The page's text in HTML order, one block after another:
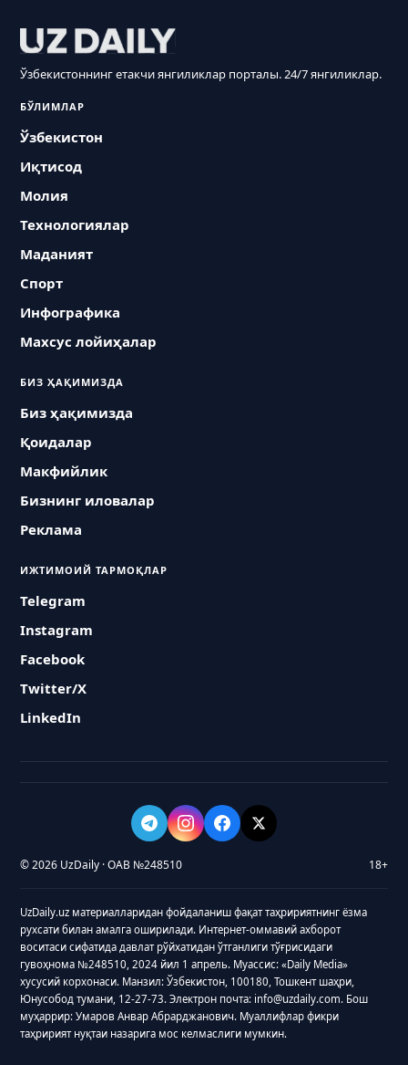
Ўзбекистоннинг етакчи янгиликлар порталы. 24/7 янгиликлар.
БЎЛИМЛАР
Ўзбекистон
Иқтисод
Молия
Технологиялар
Маданият
Спорт
Инфографика
Махсус лойиҳалар
БИЗ ҲАҚИМИЗДА
Биз ҳақимизда
Қоидалар
Макфийлик
Бизнинг иловалар
Реклама
ИЖТИМОИЙ ТАРМОҚЛАР
Telegram
Instagram
Facebook
Twitter/X
LinkedIn
© 2026 UzDaily · ОАВ №248510 18+
UzDaily.uz материалларидан фойдаланиш фақат таҳририятнинг ёзма
рухсати билан амалга оширилади. Интернет-оммавий ахборот
воситаси сифатида давлат рўйхатидан ўтганлиги тўғрисидаги
гувоҳнома №248510, 2024 йил 1 апрель. Муассис: «Daily Media»
хусусий корхонаси. Манзил: Ўзбекистон, 100180, Тошкент шаҳри,
Юнусобод тумани, 12-27-73. Электрон почта: info@uzdaily.com. Бош
муҳаррир: Умаров Анвар Абрарджанович. Муаллифлар фикри
таҳририят нуқтаи назарига мос келмаслиги мумкин.